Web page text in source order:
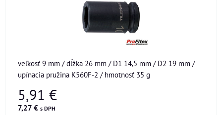
veľkosť 9 mm / dĺžka 26 mm / D1 14,5 mm / D2 19 mm /
upínacia pružina K560F-2 / hmotnosť 35 g
5,91 €
7,27 € s DPH